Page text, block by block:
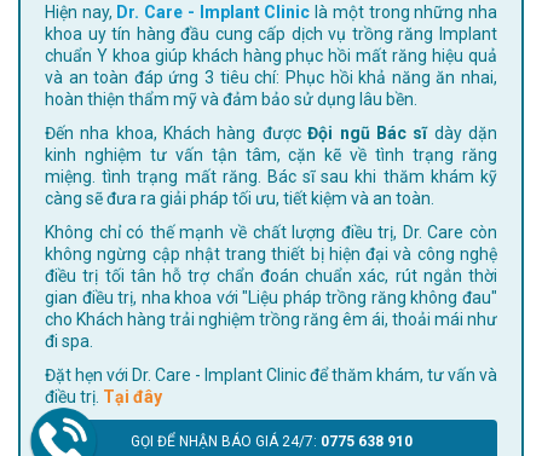
Hiện nay, Dr. Care - Implant Clinic là một trong những nha
khoa uy tín hàng đầu cung cấp dịch vụ trồng răng Implant
chuẩn Y khoa giúp khách hàng phục hồi mất răng hiệu quả
và an toàn đáp ứng 3 tiêu chí: Phục hồi khả năng ăn nhai,
hoàn thiện thẩm mỹ và đảm bảo sử dụng lâu bền.
Đến nha khoa, Khách hàng đượcĐội ngũ Bác sĩdày dặn
kinh nghiệm tư vấn tận tâm, cặn kẽ về tình trạng răng
miệng. tình trạng mất răng. Bác sĩ sau khi thăm khám kỹ
càng sẽ đưa ra giải pháp tối ưu, tiết kiệm và an toàn.
Không chỉ có thế mạnh về chất lượng điều trị, Dr. Care còn
không ngừng cập nhật trang thiết bị hiện đại và công nghệ
điều trị tối tân hỗ trợ chẩn đoán chuẩn xác, rút ngắn thời
gian điều trị, nha khoa với "Liệu pháp trồng răng không đau"
cho Khách hàng trải nghiệm trồng răng êm ái, thoải mái như
đi spa.
Đặt hẹn với Dr. Care - Implant Clinic để thăm khám, tư vấn và
điều trị. Tại đây
GỌI ĐỂ NHẬN BÁO GIÁ 24/7: 0775 638 910